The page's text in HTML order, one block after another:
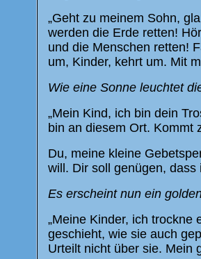
„Geht zu meinem Sohn,
werden die Erde retten!
und die Menschen retten!
um, Kinder, kehrt um. Mit
Wie eine Sonne leuchtet
„Mein Kind, ich bin dein
bin an diesem Ort. Kommt
Du, meine kleine
will. Dir soll genügen, dass
Es erscheint nun ein
„Meine Kinder, ich trockne
geschieht, wie sie auch
Urteilt nicht über sie. Mein